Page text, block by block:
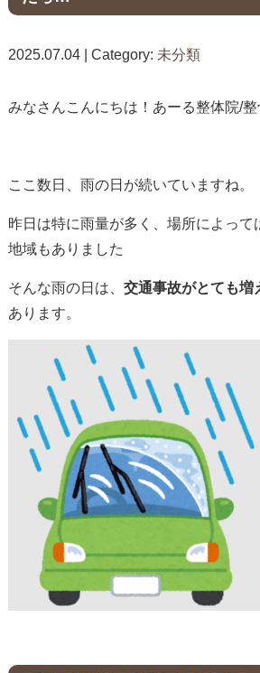
2025.07.04 | Category: 未分類
みなさんこんにちは！あーる整体院/整
ここ数日、雨の日が続いていますね。
昨日は特に雨量が多く、場所によって
地域もありました
そんな雨の日は、 交通事故がとても増
あります。